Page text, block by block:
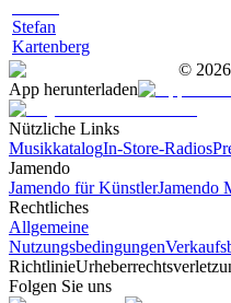
Stefan
Kartenberg
© 2026
App herunterladen
Nützliche Links
MusikkatalogIn-Store-Radios
Jamendo
Jamendo für KünstlerJamendo
Rechtliches
Allgemeine
Nutzungsbedingungen
Richtlinie
Folgen Sie uns